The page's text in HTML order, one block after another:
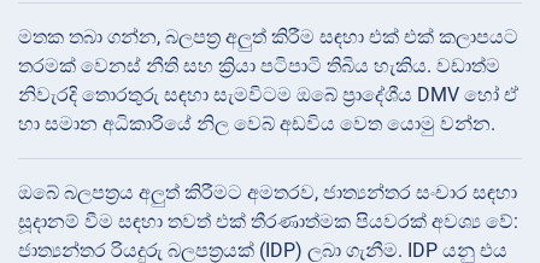
මතක තබා ගන්න, බලපත්‍ර අලුත් කිරීම සඳහා එක් එක් කලාපයට
තරමක් වෙනස් නීති සහ ක්‍රියා පටිපාටි තිබිය හැකිය. වඩාත්ම
නිවැරදි තොරතුරු සඳහා සැමවිටම ඔබේ ප්‍රාදේශීය DMV හෝ ඒ
හා සමාන අධිකාරියේ නිල වෙබ් අඩවිය වෙත යොමු වන්න.
ඔබේ බලපත්‍රය අලුත් කිරීමට අමතරව, ජාත්‍යන්තර සංචාර සඳහා
සූදානම් වීම සඳහා තවත් එක් තීරණාත්මක පියවරක් අවශ්‍ය වේ:
ජාත්‍යන්තර රියදුරු බලපත්‍රයක් (IDP) ලබා ගැනීම. IDP යනු එය